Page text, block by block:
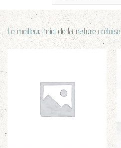
Le meilleur miel de la nature crétoise.